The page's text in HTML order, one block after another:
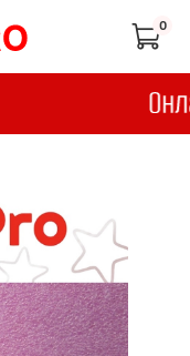
0